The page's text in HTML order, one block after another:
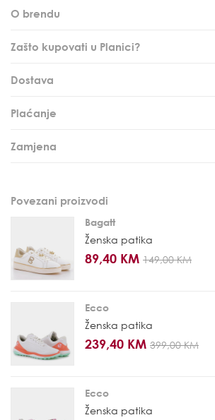
O brendu
Zašto kupovati u Planici?
Dostava
Plaćanje
Zamjena
Povezani proizvodi
Bagatt
Ženska patika
89,40 KM 149,00 KM
Ecco
Ženska patika
239,40 KM 399,00 KM
Ecco
Ženska patika